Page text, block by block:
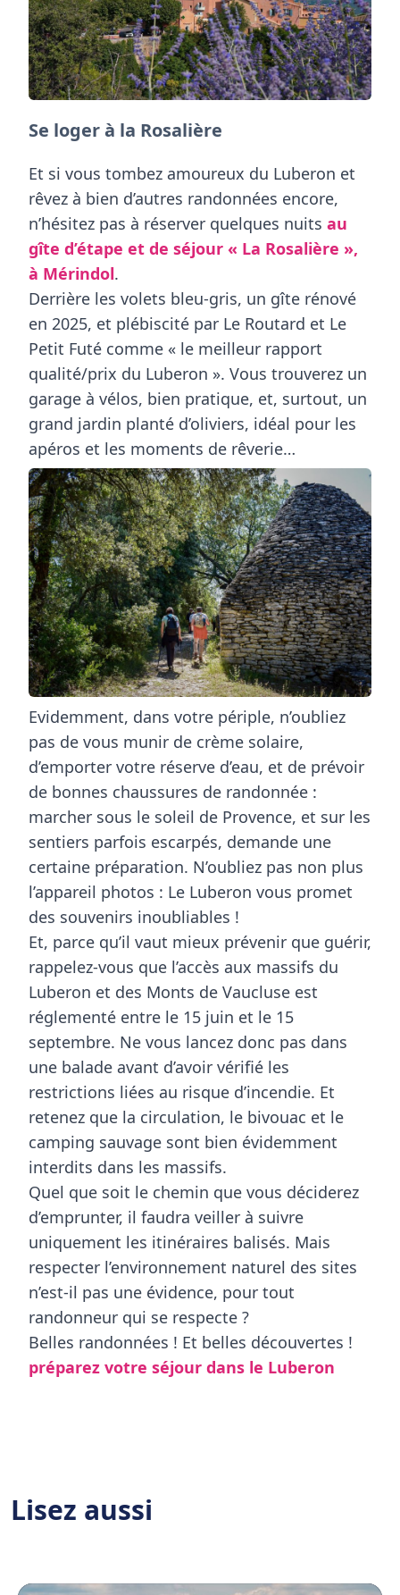
Se loger à la Rosalière
Et si vous tombez amoureux du Luberon et
rêvez à bien d’autres randonnées encore,
n’hésitez pas à réserver quelques nuits au
gîte d’étape et de séjour « La Rosalière »,
à Mérindol.
Derrière les volets bleu-gris, un gîte rénové
en 2025, et plébiscité par Le Routard et Le
Petit Futé comme « le meilleur rapport
qualité/prix du Luberon ». Vous trouverez un
garage à vélos, bien pratique, et, surtout, un
grand jardin planté d’oliviers, idéal pour les
apéros et les moments de rêverie…
Evidemment, dans votre périple, n’oubliez
pas de vous munir de crème solaire,
d’emporter votre réserve d’eau, et de prévoir
de bonnes chaussures de randonnée :
marcher sous le soleil de Provence, et sur les
sentiers parfois escarpés, demande une
certaine préparation. N’oubliez pas non plus
l’appareil photos : Le Luberon vous promet
des souvenirs inoubliables !
Et, parce qu’il vaut mieux prévenir que guérir,
rappelez-vous que l’accès aux massifs du
Luberon et des Monts de Vaucluse est
réglementé entre le 15 juin et le 15
septembre. Ne vous lancez donc pas dans
une balade avant d’avoir vérifié les
restrictions liées au risque d’incendie. Et
retenez que la circulation, le bivouac et le
camping sauvage sont bien évidemment
interdits dans les massifs.
Quel que soit le chemin que vous déciderez
d’emprunter, il faudra veiller à suivre
uniquement les itinéraires balisés. Mais
respecter l’environnement naturel des sites
n’est-il pas une évidence, pour tout
randonneur qui se respecte ?
Belles randonnées ! Et belles découvertes !
préparez votre séjour dans le Luberon
Lisez aussi